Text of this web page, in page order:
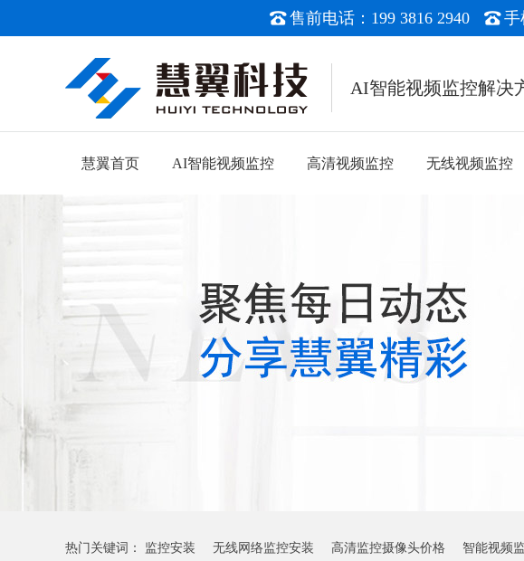
售前电话：199 3816 2940 手
AI智能视频监控解决
慧翼首页 AI智能视频监控 高清视频监控 无线视频监控
热门关键词： 监控安装 无线网络监控安装 高清监控摄像头价格 智能视频